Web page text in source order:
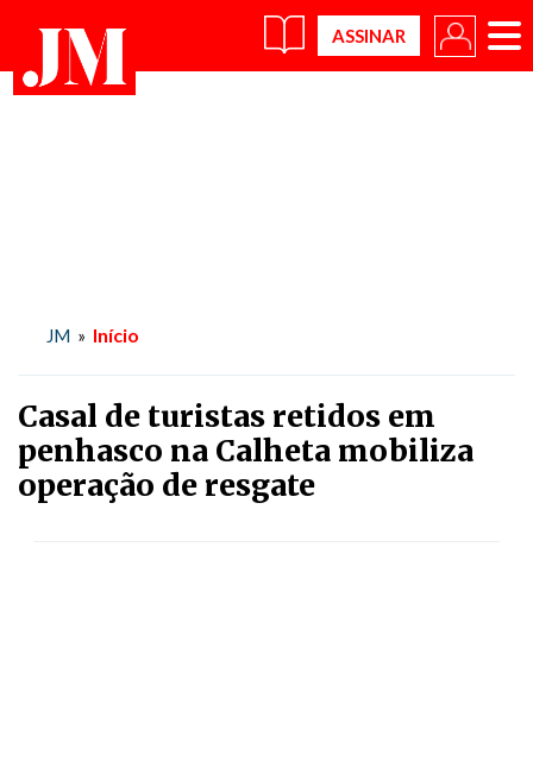
×
JM » Início
Casal de turistas retidos em
penhasco na Calheta mobiliza
operação de resgate